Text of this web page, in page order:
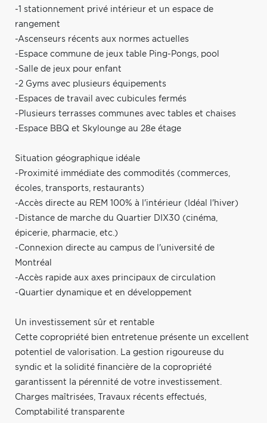
-1 stationnement privé intérieur et un espace de
rangement
-Ascenseurs récents aux normes actuelles
-Espace commune de jeux table Ping-Pongs, pool
-Salle de jeux pour enfant
-2 Gyms avec plusieurs équipements
-Espaces de travail avec cubicules fermés
-Plusieurs terrasses communes avec tables et chaises
-Espace BBQ et Skylounge au 28e étage
Situation géographique idéale
-Proximité immédiate des commodités (commerces,
écoles, transports, restaurants)
-Accès directe au REM 100% à l'intérieur (Idéal l'hiver)
-Distance de marche du Quartier DIX30 (cinéma,
épicerie, pharmacie, etc.)
-Connexion directe au campus de l'université de
Montréal
-Accès rapide aux axes principaux de circulation
-Quartier dynamique et en développement
Un investissement sûr et rentable
Cette copropriété bien entretenue présente un excellent
potentiel de valorisation. La gestion rigoureuse du
syndic et la solidité financière de la copropriété
garantissent la pérennité de votre investissement.
Charges maîtrisées, Travaux récents effectués,
Comptabilité transparente